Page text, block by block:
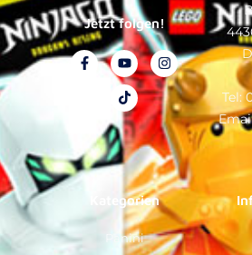
Jetzt folgen!
F
a
k
-
f
Y
o
u
t
u
b
e
I
n
s
t
a
g
r
a
m
T
i
k
t
o
k
Tel:
Kategorien
Panini